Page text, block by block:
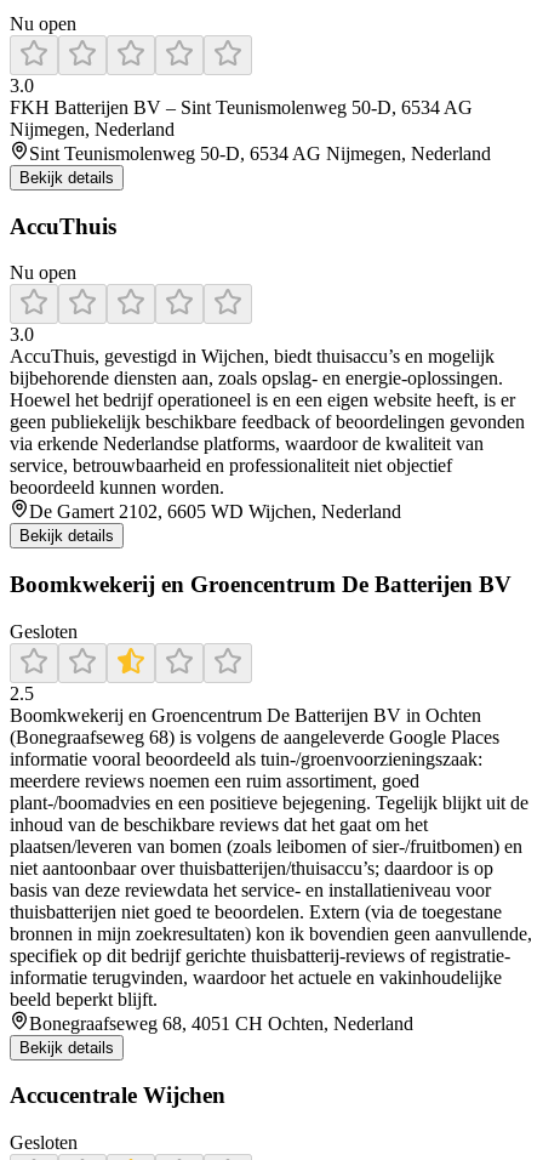
Nu open
3.0
FKH Batterijen BV – Sint Teunismolenweg 50-D, 6534 AG
Nijmegen, Nederland
Sint Teunismolenweg 50-D, 6534 AG Nijmegen, Nederland
Bekijk details
AccuThuis
Nu open
3.0
AccuThuis, gevestigd in Wijchen, biedt thuisaccu’s en mogelijk
bijbehorende diensten aan, zoals opslag- en energie-oplossingen.
Hoewel het bedrijf operationeel is en een eigen website heeft, is er
geen publiekelijk beschikbare feedback of beoordelingen gevonden
via erkende Nederlandse platforms, waardoor de kwaliteit van
service, betrouwbaarheid en professionaliteit niet objectief
beoordeeld kunnen worden.
De Gamert 2102, 6605 WD Wijchen, Nederland
Bekijk details
Boomkwekerij en Groencentrum De Batterijen BV
Gesloten
2.5
Boomkwekerij en Groencentrum De Batterijen BV in Ochten
(Bonegraafseweg 68) is volgens de aangeleverde Google Places
informatie vooral beoordeeld als tuin-/groenvoorzieningszaak:
meerdere reviews noemen een ruim assortiment, goed
plant-/boomadvies en een positieve bejegening. Tegelijk blijkt uit de
inhoud van de beschikbare reviews dat het gaat om het
plaatsen/leveren van bomen (zoals leibomen of sier-/fruitbomen) en
niet aantoonbaar over thuisbatterijen/thuisaccu’s; daardoor is op
basis van deze reviewdata het service- en installatieniveau voor
thuisbatterijen niet goed te beoordelen. Extern (via de toegestane
bronnen in mijn zoekresultaten) kon ik bovendien geen aanvullende,
specifiek op dit bedrijf gerichte thuisbatterij-reviews of registratie-
informatie terugvinden, waardoor het actuele en vakinhoudelijke
beeld beperkt blijft.
Bonegraafseweg 68, 4051 CH Ochten, Nederland
Bekijk details
Accucentrale Wijchen
Gesloten